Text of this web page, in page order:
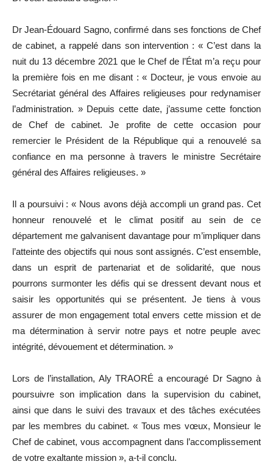
Dr Jean-Édouard Sagno, confirmé dans ses fonctions de Chef
de cabinet, a rappelé dans son intervention : « C’est dans la
nuit du 13 décembre 2021 que le Chef de l’État m’a reçu pour
la première fois en me disant : « Docteur, je vous envoie au
Secrétariat général des Affaires religieuses pour redynamiser
l’administration. » Depuis cette date, j’assume cette fonction
de Chef de cabinet. Je profite de cette occasion pour
remercier le Président de la République qui a renouvelé sa
confiance en ma personne à travers le ministre Secrétaire
général des Affaires religieuses. »
Il a poursuivi : « Nous avons déjà accompli un grand pas. Cet
honneur renouvelé et le climat positif au sein de ce
département me galvanisent davantage pour m’impliquer dans
l’atteinte des objectifs qui nous sont assignés. C’est ensemble,
dans un esprit de partenariat et de solidarité, que nous
pourrons surmonter les défis qui se dressent devant nous et
saisir les opportunités qui se présentent. Je tiens à vous
assurer de mon engagement total envers cette mission et de
ma détermination à servir notre pays et notre peuple avec
intégrité, dévouement et détermination. »
Lors de l’installation, Aly TRAORÉ a encouragé Dr Sagno à
poursuivre son implication dans la supervision du cabinet,
ainsi que dans le suivi des travaux et des tâches exécutées
par les membres du cabinet. « Tous mes vœux, Monsieur le
Chef de cabinet, vous accompagnent dans l’accomplissement
de votre exaltante mission », a-t-il conclu.